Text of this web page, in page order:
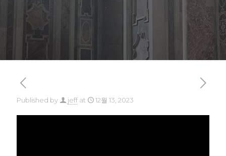
Published by jeff at 12월 13, 2023